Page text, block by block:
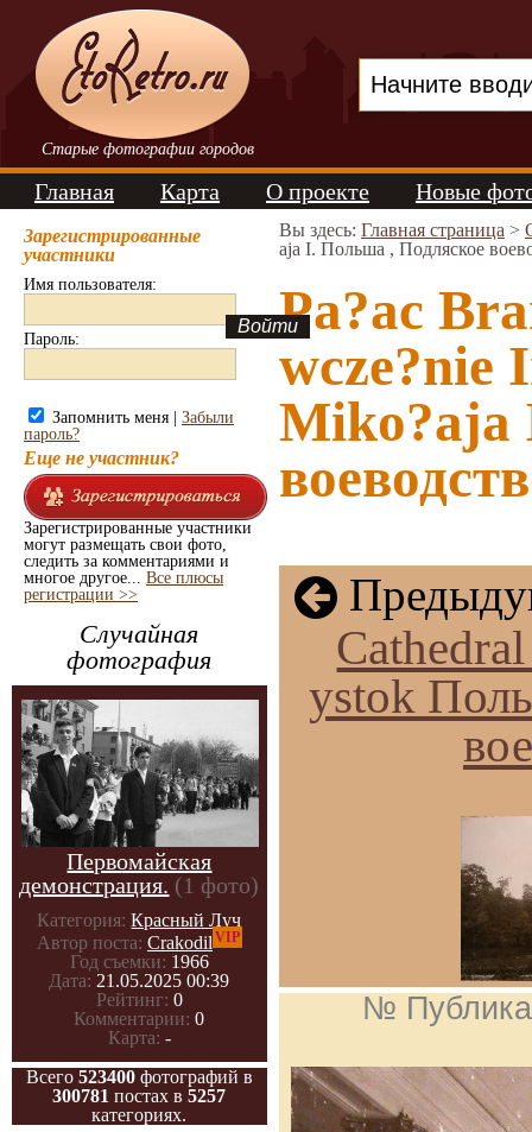
Старые фотографии городов
Главная Карта О проекте Новые
Зарегистрированные
участники
Имя пользователя:
Пароль:
Запомнить меня | Забыли
пароль?
Еще не участник?
Зарегистрированные участники
могут размещать свои фото,
следить за комментариями и
многое другое... Все плюсы
регистрации >>
Случайная
фотография
Первомайская
демонстрация. (1 фото)
Категория: Красный Луч
Автор поста: Crakodil VIP
Год съемки: 1966
Дата: 21.05.2025 00:39
Рейтинг: 0
Комментарии: 0
Карта: -
Всего 523400 фотографий в
300781 постах в5257
категориях.
Вы здесь: Главная страница >
aja I. Польша , Подляское
Pa?ac
wcze?nie
Miko?aja
ystok
№